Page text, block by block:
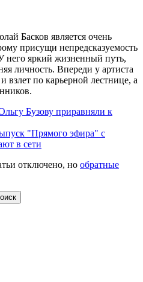
Басков является очень
присущи непредсказуемость
него яркий жизненный путь,
личность. Впереди у артиста
взлет по карьерной лестнице, а
Бузову приравняли к
"Прямого эфира" с
в сети
отключено, но обратные